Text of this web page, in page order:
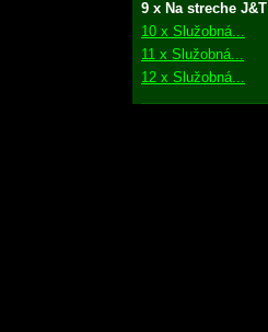
9 x Na streche J&T
10 x Služobná...
11 x Služobná...
12 x Služobná...